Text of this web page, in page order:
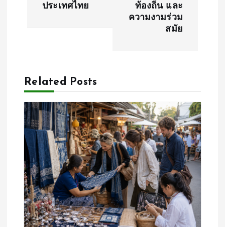
v
g
a
t
ประเทศไทย
ท้องถิ่น และ
ความงามร่วม
สมัย
Related Posts